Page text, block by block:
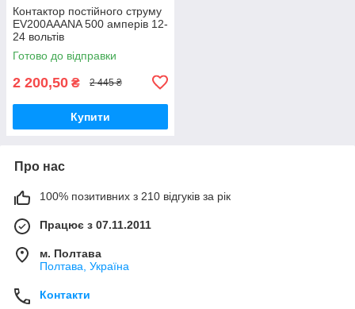
Контактор постійного струму
EV200AAANA 500 амперів 12-
24 вольтів
Готово до відправки
2 200,50 ₴ 2 445 ₴
Купити
Про нас
100% позитивних з 210 відгуків за рік
Працює з 07.11.2011
м. Полтава
Полтава, Україна
Контакти